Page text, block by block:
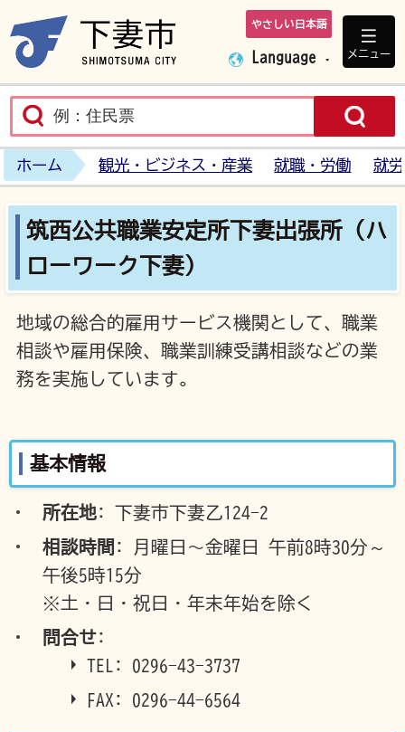
下妻市ホームペ
やさしい日本語
Language メニュー
ホーム 観光・ビジネス・産業 就職・労働 就
筑西公共職業安定所下妻出張所（ハ
ローワーク下妻）
地域の総合的雇用サービス機関として、職業
相談や雇用保険、職業訓練受講相談などの業
務を実施しています。
基本情報
所在地: 下妻市下妻乙124-2
相談時間 : 月曜日〜金曜日 午前8時30分～
午後5時15分
※土・日・祝日・年末年始を除く
問合せ:
TEL: 0296-43-3737
FAX: 0296-44-6564